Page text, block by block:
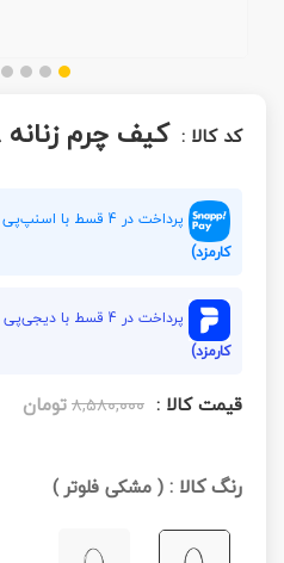
کد کالا : کیف چرم زنانه B&H 8038
پرداخت در 4 قسط با اسنپ‌پی هر قسط
کارمزد)
پرداخت در 4 قسط با دیجی‌پی هر قسط
کارمزد)
قیمت کالا : ۸,۵۸۰,۰۰۰تومان
رنگ کالا :(مشکی فلوتر )